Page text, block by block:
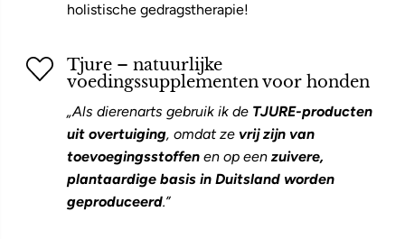
holistische gedragstherapie!
Tjure – natuurlijke
voedingssupplementen voor honden
„Als dierenarts gebruik ik de TJURE-producten
uit overtuiging, omdat ze vrij zijn van
toevoegingsstoffenen op een zuivere,
plantaardige basis in Duitsland worden
geproduceerd.”